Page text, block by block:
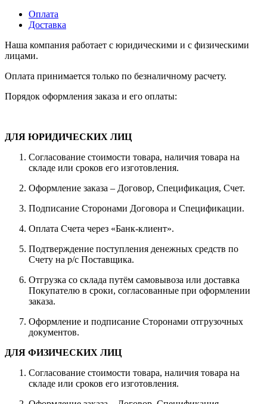
Оплата
Доставка
Наша компания работает с юридическими и с физическими
лицами.
Оплата принимается только по безналичному расчету.
Порядок оформления заказа и его оплаты:
ДЛЯ ЮРИДИЧЕСКИХ ЛИЦ
Согласование стоимости товара, наличия товара на
складе или сроков его изготовления.
Оформление заказа – Договор, Спецификация, Счет.
Подписание Сторонами Договора и Спецификации.
Оплата Счета через «Банк-клиент».
Подтверждение поступления денежных средств по
Счету на р/с Поставщика.
Отгрузка со склада путём самовывоза или доставка
Покупателю в сроки, согласованные при оформлении
заказа.
Оформление и подписание Сторонами отгрузочных
документов.
ДЛЯ ФИЗИЧЕСКИХ ЛИЦ
Согласование стоимости товара, наличия товара на
складе или сроков его изготовления.